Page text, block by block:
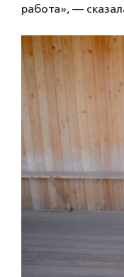
работа», —